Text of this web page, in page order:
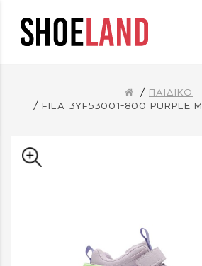
ΠΑΙΔΙΚΟ
FILA 3YF53001-800 PURPLE